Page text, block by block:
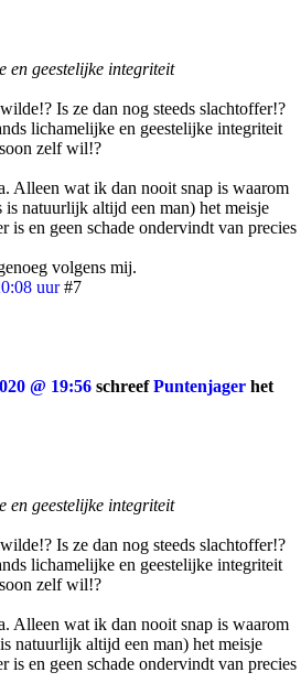
en geestelijke integriteit
Is ze dan nog steeds slachtoffer!?
lichamelijke en geestelijke integriteit
zelf wil!?
Alleen wat ik dan nooit snap is waarom
is natuurlijk altijd een man) het meisje
is en geen schade ondervindt van precies
volgens mij.
uur #7
@ 19:56 schreefPuntenjager het
en geestelijke integriteit
Is ze dan nog steeds slachtoffer!?
lichamelijke en geestelijke integriteit
zelf wil!?
Alleen wat ik dan nooit snap is waarom
natuurlijk altijd een man) het meisje
is en geen schade ondervindt van precies